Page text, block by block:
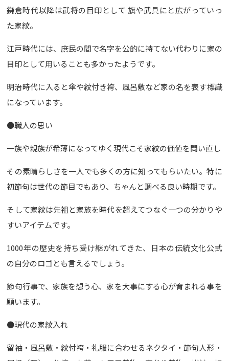
鎌倉時代以降は武将の目印として 旗や武具にと広がっていっ
た家紋。
江戸時代には、庶民の間で名字を公的に持てない代わりに家の
目印として用いることも多かったようです。
明治時代に入ると傘や紋付き袴、風呂敷など家の名を表す標識
になっています。
●職人の思い
一族や親族が希薄になってゆく現代こそ家紋の価値を問い直し
その素晴らしさを一人でも多くの方に知ってもらいたい。特に
初節句は世代の節目でもあり、ちゃんと調べる良い時期です。
そして家紋は先祖と家族を時代を超えてつなぐ一つの分かりや
すいアイテムです。
1000年の歴史を持ち受け継がれてきた、日本の伝統文化公式
の自分のロゴとも言えるでしょう。
節句行事で、家族を想う心、家を大事にする心が育まれる事を
願います。
●現代の家紋入れ
留袖・風呂敷・紋付袴・礼服に合わせるネクタイ・節句人形・